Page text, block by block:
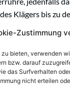
Zustimmung
zu bieten, verwenden
bzw. darauf
das Surfverhalten
nicht erteilen
des Klägers bis zu
als deren